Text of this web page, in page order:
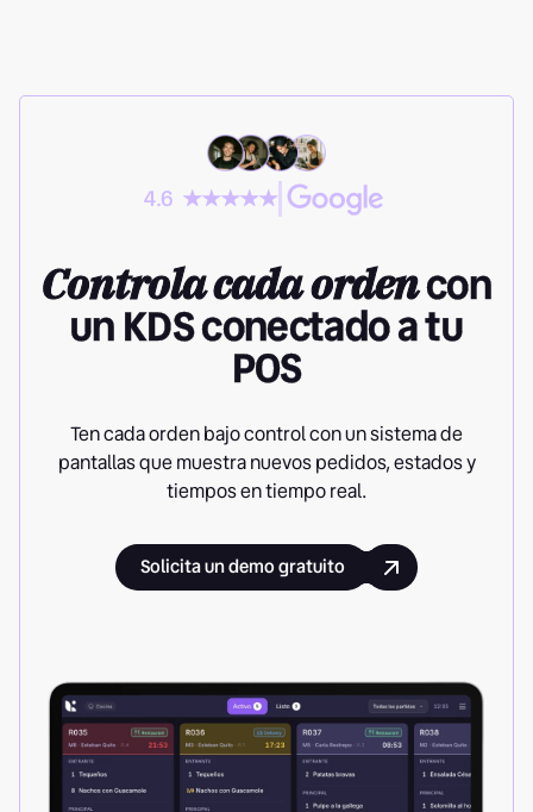
4.6
Controla cada ordencon
un KDS conectado a tu
POS
Ten cada orden bajo control con un sistema de
pantallas que muestra nuevos pedidos, estados y
tiempos en tiempo real.
Solicita un demo gratuito